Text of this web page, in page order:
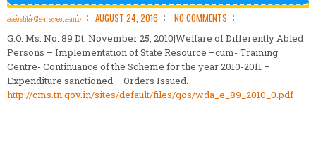
கல்விச்சோலை.காம் AUGUST 24, 2016 NO COMMENTS
G.O. Ms. No. 89 Dt: November 25, 2010|Welfare of Differently Abled
Persons – Implementation of State Resource –cum- Training
Centre- Continuance of the Scheme for the year 2010-2011 –
Expenditure sanctioned – Orders Issued.
http://cms.tn.gov.in/sites/default/files/gos/wda_e_89_2010_0.pdf